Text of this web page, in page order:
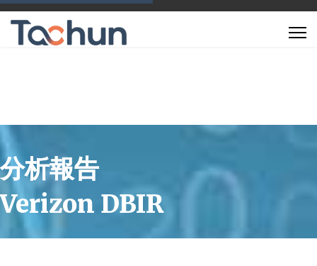
分析報告
Verizon DBIR